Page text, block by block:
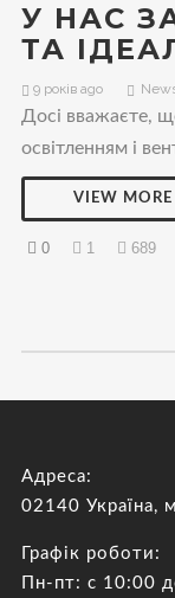
У НАС
ТА
9 років ago
Досі вважаєте,
освітленням і
VIEW
0 1 689
Адреса:
02140 Україна,
Графік роботи:
Пн-пт: с 10:00